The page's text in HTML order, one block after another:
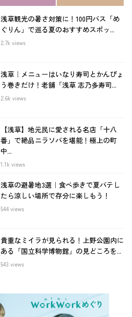
浅草観光の暑さ対策に！100円バス「め
ぐりん」で巡る夏のおすすめスポッ...
2.7k views
浅草｜メニューはいなり寿司とかんぴょ
う巻きだけ！老舗「浅草 志乃多寿司...
2.6k views
【浅草】地元民に愛される名店「十八
番」で絶品ニラソバを堪能！極上の町
中...
1.1k views
浅草の避暑地3選｜食べ歩きで夏バテし
たら涼しい場所で存分に楽しもう！
544 views
貴重なミイラが見られる！上野公園内に
ある「国立科学博物館」の見どころを...
543 views